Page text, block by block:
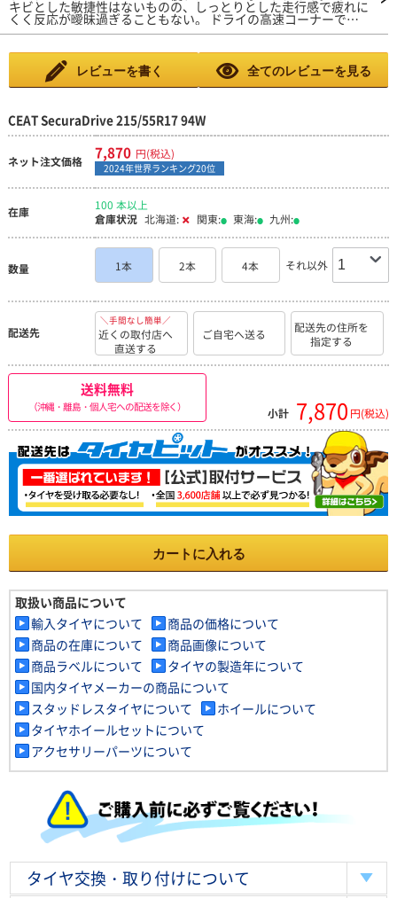
キビとした敏捷性はないものの、しっとりとした走行感で疲れに
くく反応が曖昧過ぎることもない。 ドライの高速コーナーでは
路面に吸い付く様にグリップし不安感無し。 外部からの入力を
じる。 標準的な静粛性は確保されており、トンネル内でも変な
パターンノイズなし。オーディオも普通に視聴可能。 デミング
大賞受賞の底力を感じる。 低価格と認知度の低さから不安に感
じるユーザーもいると思うが、どうか安心して購入して試して欲
レビューを書く 全てのレビューを見る
CEAT SecuraDrive 215/55R17 94W
ネット注文価格 7,870 円(税込)
2024年世界ランキング20位
在庫
100 本以上
倉庫状況 北海道: 関東: 東海: 九州:
数量 1本 2本 4本 それ以外
配送先
＼手間なし簡単／
近くの取付店へ
直送する
ご自宅へ送る
配送先の住所を
指定する
送料無料
（沖縄・離島・個人宅への配送を除く） 小計 7,870 円(税込)
カートに入れる
取扱い商品について
輸入タイヤについて
商品の価格について
商品の在庫について
商品画像について
商品ラベルについて
タイヤの製造年について
国内タイヤメーカーの商品について
スタッドレスタイヤについて
ホイールについて
タイヤホイールセットについて
アクセサリーパーツについて
タイヤ交換・取り付けについて